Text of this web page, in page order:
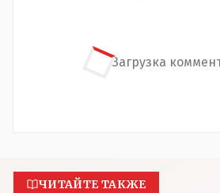
Загрузка
ЧИТАЙТЕ ТАКЖЕ